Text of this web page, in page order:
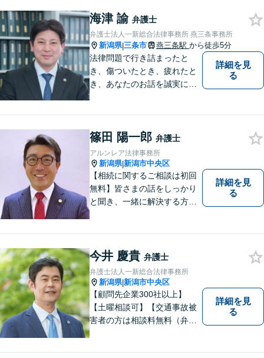
るため日々研鑽を積んでいま
す
海津 諭 弁護士
弁護士法人一新総合法律事務所 燕三条事務所
新潟県|三条市 燕三条駅 から徒歩5分
法律問題で行き詰まったと
き、傷ついたとき、疲れたと
き、あなたのお話を誠実にお
詳細を見
る
篠田 陽一郎 弁護士
アルンレア法律事務所
新潟県|新潟市中央区
【相続に関するご相談は初回
無料】皆さまの話をしっかり
と聞き、一緒に解決する方法
詳細を見
る
今井 慶貴 弁護士
弁護士法人一新総合法律事務所
新潟県|新潟市中央区
【顧問先企業300社以上】
【土曜相談可】【交通事故被
害者の方は相談料無料（弁護
詳細を見
る